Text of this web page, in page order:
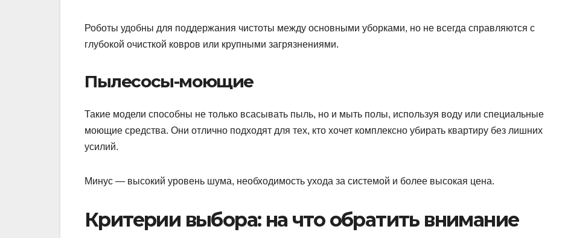
Роботы удобны для поддержания чистоты между основными уборками, но не всегда справляются с
глубокой очисткой ковров или крупными загрязнениями.
Пылесосы-моющие
Такие модели способны не только всасывать пыль, но и мыть полы, используя воду или специальные
моющие средства. Они отлично подходят для тех, кто хочет комплексно убирать квартиру без лишних
усилий.
Минус — высокий уровень шума, необходимость ухода за системой и более высокая цена.
Критерии выбора: на что обратить внимание